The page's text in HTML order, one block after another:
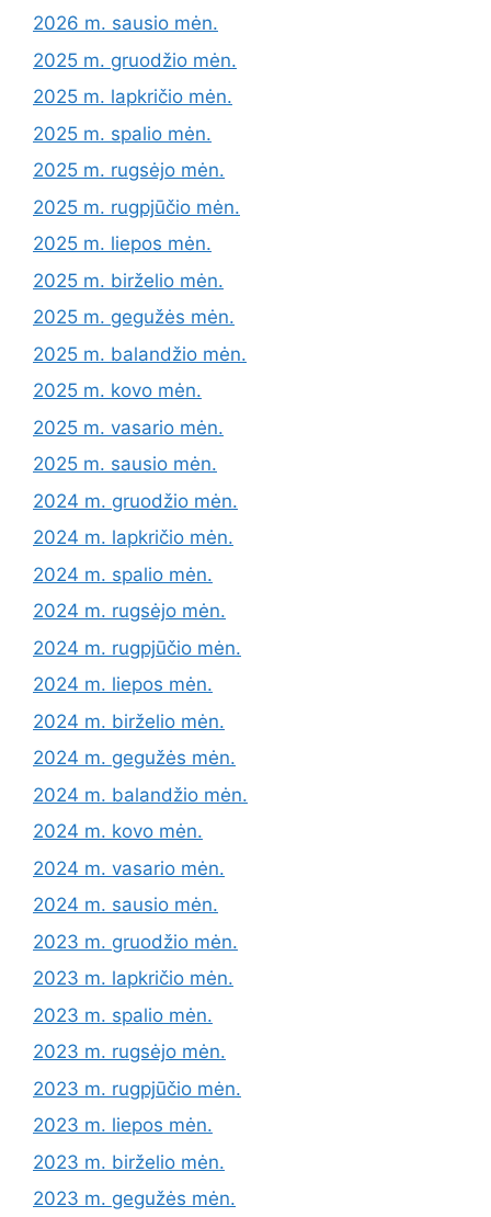
2026 m. sausio mėn.
2025 m. gruodžio mėn.
2025 m. lapkričio mėn.
2025 m. spalio mėn.
2025 m. rugsėjo mėn.
2025 m. rugpjūčio mėn.
2025 m. liepos mėn.
2025 m. birželio mėn.
2025 m. gegužės mėn.
2025 m. balandžio mėn.
2025 m. kovo mėn.
2025 m. vasario mėn.
2025 m. sausio mėn.
2024 m. gruodžio mėn.
2024 m. lapkričio mėn.
2024 m. spalio mėn.
2024 m. rugsėjo mėn.
2024 m. rugpjūčio mėn.
2024 m. liepos mėn.
2024 m. birželio mėn.
2024 m. gegužės mėn.
2024 m. balandžio mėn.
2024 m. kovo mėn.
2024 m. vasario mėn.
2024 m. sausio mėn.
2023 m. gruodžio mėn.
2023 m. lapkričio mėn.
2023 m. spalio mėn.
2023 m. rugsėjo mėn.
2023 m. rugpjūčio mėn.
2023 m. liepos mėn.
2023 m. birželio mėn.
2023 m. gegužės mėn.